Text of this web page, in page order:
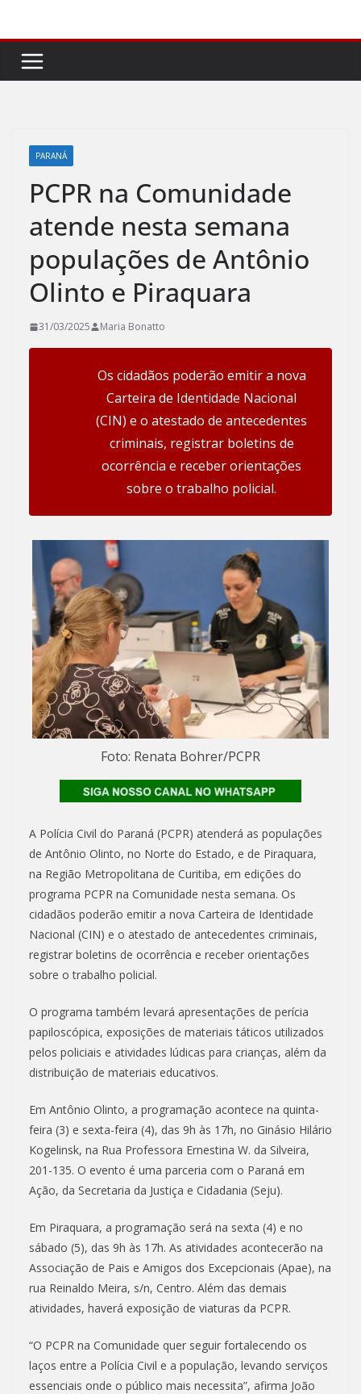
conteúdo
PARANÁ
PCPR na Comunidade
atende nesta semana
populações de Antônio
Olinto e Piraquara
31/03/2025 Maria Bonatto
Os cidadãos poderão emitir a nova
Carteira de Identidade Nacional
(CIN) e o atestado de antecedentes
criminais, registrar boletins de
ocorrência e receber orientações
sobre o trabalho policial.
Foto: Renata Bohrer/PCPR
A Polícia Civil do Paraná (PCPR) atenderá as populações
de Antônio Olinto, no Norte do Estado, e de Piraquara,
na Região Metropolitana de Curitiba, em edições do
programa PCPR na Comunidade nesta semana. Os
cidadãos poderão emitir a nova Carteira de Identidade
Nacional (CIN) e o atestado de antecedentes criminais,
registrar boletins de ocorrência e receber orientações
sobre o trabalho policial.
O programa também levará apresentações de perícia
papiloscópica, exposições de materiais táticos utilizados
pelos policiais e atividades lúdicas para crianças, além da
distribuição de materiais educativos.
Em Antônio Olinto, a programação acontece na quinta-
feira (3) e sexta-feira (4), das 9h às 17h, no Ginásio Hilário
Kogelinsk, na Rua Professora Ernestina W. da Silveira,
201-135. O evento é uma parceria com o Paraná em
Ação, da Secretaria da Justiça e Cidadania (Seju).
Em Piraquara, a programação será na sexta (4) e no
sábado (5), das 9h às 17h. As atividades acontecerão na
Associação de Pais e Amigos dos Excepcionais (Apae), na
rua Reinaldo Meira, s/n, Centro. Além das demais
atividades, haverá exposição de viaturas da PCPR.
“O PCPR na Comunidade quer seguir fortalecendo os
laços entre a Polícia Civil e a população, levando serviços
essenciais onde o público mais necessita”, afirma João